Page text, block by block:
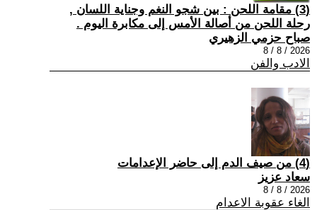
(3) مقامة اللحن : بين شجو النغم وجناية اللسان ,
رحلة اللحن من أصالة الأمس إلى مكابرة اليوم .
صباح حزمي الزهيري
2026 / 8 / 8
الادب والفن
(4) من صيف الدم إلى حاضر الإعدامات
سعاد عزيز
2026 / 8 / 8
الغاء عقوبة الاعدام